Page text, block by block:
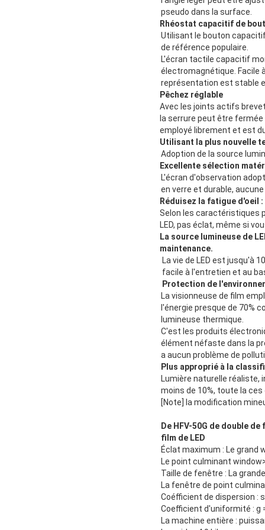
pseudo dans la surface.
Rhéostat capacitif de
Utilisant le bouton
de référence populaire.
L'écran tactile capacitif
électromagnétique. Facile
représentation est stable
Pêchez réglable
Avec les joints actifs
la serrure peut être fermée
employé librement et est
Utilisant la plus nouvelle
Adoption de la source
Excellente sélection
L'écran d'observation
en verre et durable,
Réduisez la fatigue d'oeil :
Selon les caractéristiques
LED, pas éclat, même si
La source lumineuse de
maintenance.
La vie de LED est jusqu'à
facile à l'entretien et au
Protection de
La visionneuse de film
l'énergie presque de 70%
lumineuse thermique.
C'est les produits
élément néfaste dans la
a aucun problème de
Plus approprié à la
Lumière naturelle réaliste,
moins de 10%, toute la
[Note] la modification
De HFV-50G de double
film de LED
Éclat maximum : Le grand
Le point culminant
Taille de fenêtre : La
La fenêtre de point
Coéfficient de dispersion :
Coefficient d'uniformité : g
La machine entière :